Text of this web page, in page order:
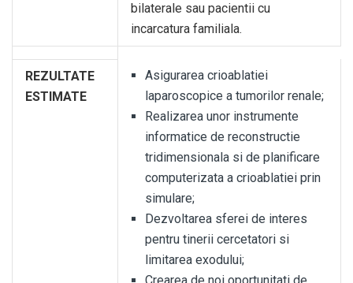
bilaterale sau pacientii cu
incarcatura familiala.
REZULTATE
ESTIMATE
Asigurarea crioablatiei
laparoscopice a tumorilor renale;
Realizarea unor instrumente
informatice de reconstructie
tridimensionala si de planificare
computerizata a crioablatiei prin
simulare;
Dezvoltarea sferei de interes
pentru tinerii cercetatori si
limitarea exodului;